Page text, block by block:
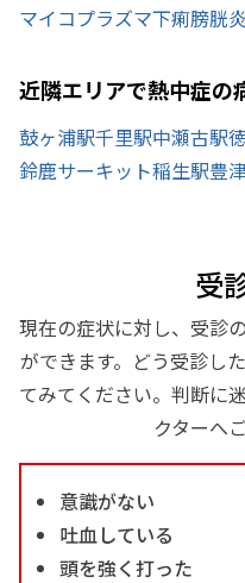
マイコプラズマ下痢膀胱炎
近隣エリアで熱中症の
鼓ヶ浦駅千里駅中瀬古駅
鈴鹿サーキット稲生駅豊
受
現在の症状に対し、受診
ができます。どう受診し
てみてください。判断に
クターへ
意識がない
吐血している
頭を強く打った